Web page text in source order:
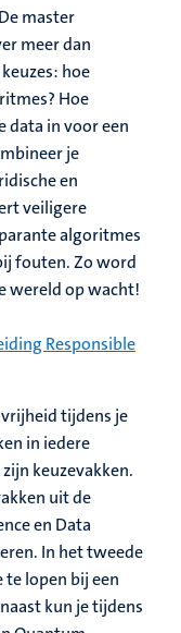
De master
meer dan
hoe
Hoe
data in voor een
je
en
veiligere
algoritmes
fouten. Zo word
wereld op wacht!
Responsible
tijdens je
in iedere
keuzevakken.
uit de
en Data
In het tweede
te lopen bij een
kun je tijdens